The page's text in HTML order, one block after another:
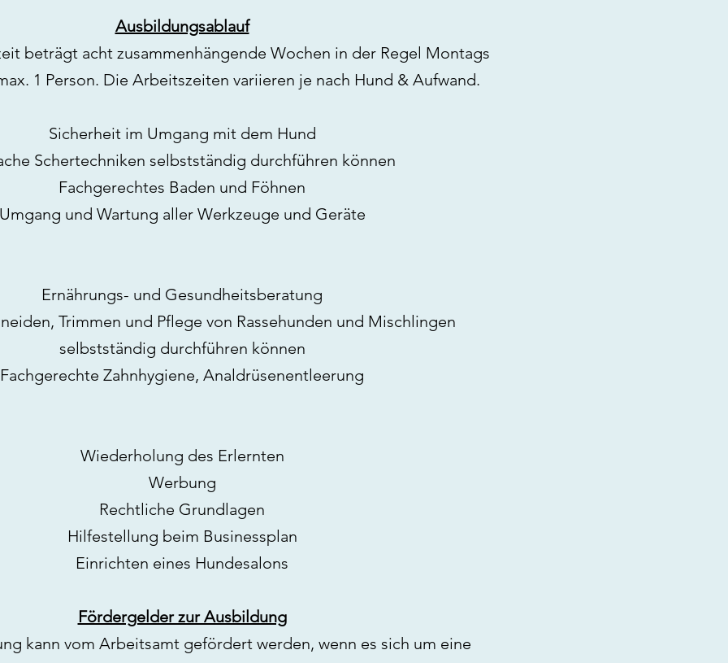
Ausbildungsablauf
beträgt acht zusammenhängende Wochen in der Regel Montags
1 Person. Die Arbeitszeiten variieren je nach Hund & Aufwand.
Sicherheit im Umgang mit dem Hund
Schertechniken selbstständig durchführen können
Fachgerechtes Baden und Föhnen
und Wartung aller Werkzeuge und Geräte
Ernährungs- und Gesundheitsberatung
Trimmen und Pflege von Rassehunden und Mischlingen
selbstständig durchführen können
Fachgerechte Zahnhygiene, Analdrüsenentleerung
Wiederholung des Erlernten
Werbung
Rechtliche Grundlagen
Hilfestellung beim Businessplan
Einrichten eines Hundesalons
Fördergelder zur Ausbildung
kann vom Arbeitsamt gefördert werden, wenn es sich um eine